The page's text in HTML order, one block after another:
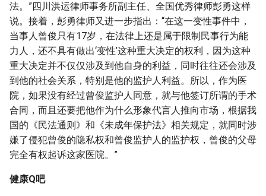
法。”四川洪运律师事务所副主任、全国优秀律师彭勇这样
说。接着，彭勇律师又进一步指出：“在这一变性事件中，
当事人曾俊只有17岁，在法律上还是属于限制民事行为能
力人，还不具有做出‘变性’这种重大决定的权利，因为这种
重大决定并不仅仅涉及到他自身的利益，同时往往还会涉及
到他的社会关系，特别是他的监护人利益。所以，作为医
院，如果没有经过曾俊监护人同意，就与他签订所谓的手术
合同，而且还要把他作为什么形象代言人推向市场，根据我
国的《民法通则》和《未成年保护法》相关规定，就同时涉
嫌了侵犯曾俊的隐私权和曾俊监护人的监护权，曾俊的父母
完全有权起诉这家医院。”
健康Q吧